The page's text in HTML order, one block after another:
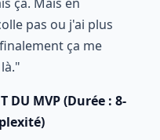
pas ou j'ai plus
ça me
DU MVP (Durée : 8-